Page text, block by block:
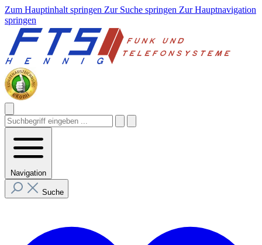
Zum Hauptinhalt springen Zur Suche springen Zur Hauptnavigation
springen
Navigation
Suche